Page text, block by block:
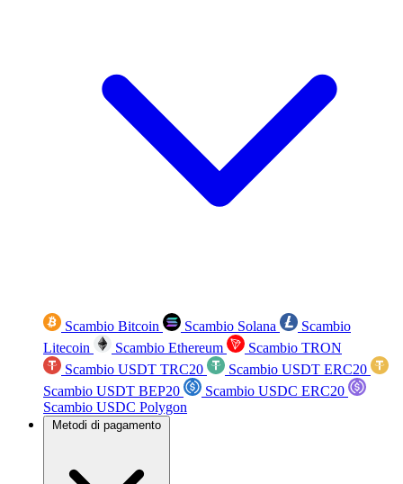
Scambio Bitcoin Scambio Solana
Scambio
Litecoin
Scambio Ethereum
Scambio TRON
Scambio USDT TRC20
Scambio USDT ERC20
Scambio USDT BEP20
Scambio USDC ERC20
Scambio USDC Polygon
Metodi di pagamento